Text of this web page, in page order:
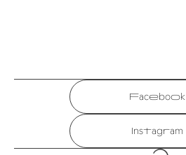
Facebook
Instagram